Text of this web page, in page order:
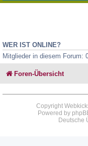
WER IST ONLINE?
Mitglieder in diesem Forum:
Foren-Übersicht
Copyright
Powered by
Deutsche